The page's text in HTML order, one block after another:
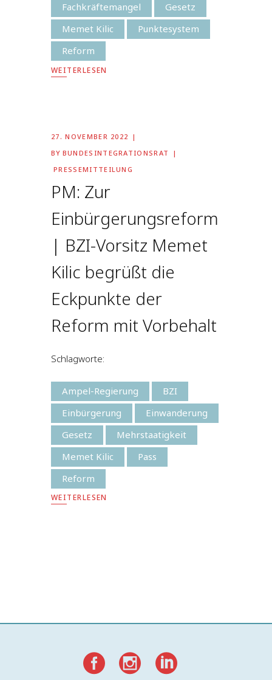
Fachkräftemangel
Gesetz
Memet Kilic
Punktesystem
Reform
WEITERLESEN
27. NOVEMBER 2022
BY BUNDESINTEGRATIONSRAT
PRESSEMITTEILUNG
PM: Zur
Einbürgerungsreform
| BZI-Vorsitz Memet
Kilic begrüßt die
Eckpunkte der
Reform mit Vorbehalt
Schlagworte:
Ampel-Regierung
BZI
Einbürgerung
Einwanderung
Gesetz
Mehrstaatigkeit
Memet Kilic
Pass
Reform
WEITERLESEN